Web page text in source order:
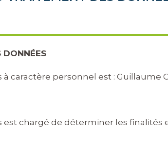
DONNÉES
caractère personnel est : Guillaume
chargé de déterminer les finalités